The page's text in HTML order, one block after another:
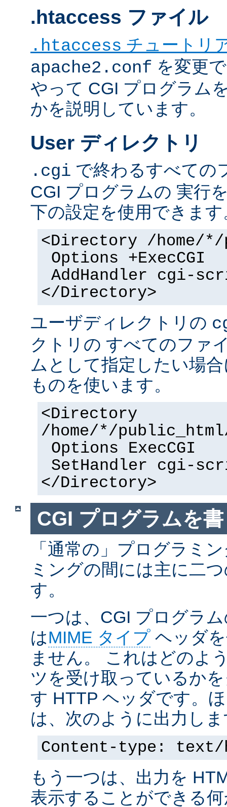
.htaccess ファイル
.htaccess チュートリ
apache2.conf を変更
やって CGI プログラム
かを説明しています。
User ディレクトリ
.cgi で終わるすべての
CGI プログラムの 実行
下の設定を使用できます
<Directory /home/
Options +ExecCGI
AddHandler cgi-
</Directory>
ユーザディレクトリの
クトリの すべてのファ
ムとして指定したい場
ものを使います。
<Directory
/home/*/
Options ExecCGI
SetHandler cgi-
</Directory>
CGI プログラムを
「通常の」プログラミ
ミングの間には主に二
す。
一つは、CGI プログラ
はMIME タイプ ヘッダ
ません。 これはどのよ
ツを受け取っているか
す HTTP ヘッダです。
は、次のように出力し
Content-type: text/
もう一つは、出力を
表示することができる